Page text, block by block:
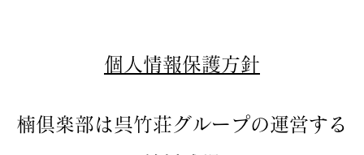
​個人情報保護方針
楠倶楽部は呉竹荘グループの運営する